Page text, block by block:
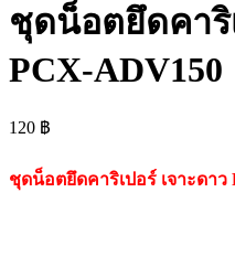
ชุดน็อตยึดคาริ
PCX-ADV150
120 ฿
ชุดน็อตยึดคาริเปอร์ เจาะดาว